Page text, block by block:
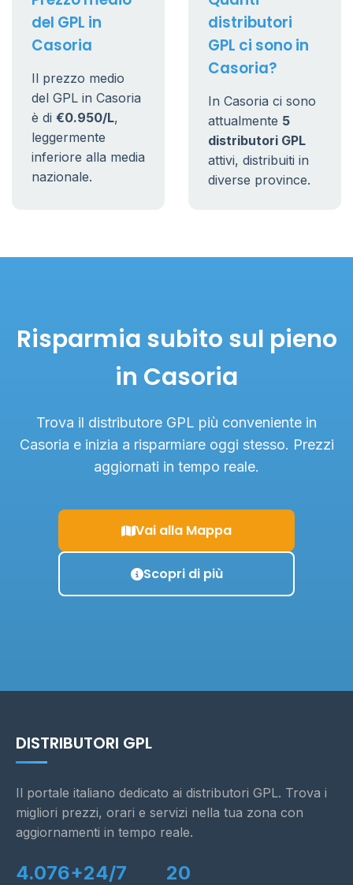
del GPL in
Casoria
Il prezzo medio
del GPL in Casoria
è di €0.950/L,
leggermente
inferiore alla media
nazionale.
distributori
GPL ci sono in
Casoria?
In Casoria ci sono
attualmente 5
distributori GPL
attivi, distribuiti in
diverse province.
Risparmia subito sul pieno
in Casoria
Trova il distributore GPL più conveniente in
Casoria e inizia a risparmiare oggi stesso. Prezzi
aggiornati in tempo reale.
Vai alla Mappa
Scopri di più
DISTRIBUTORI GPL
Il portale italiano dedicato ai distributori GPL. Trova i
migliori prezzi, orari e servizi nella tua zona con
aggiornamenti in tempo reale.
4.076+24/7 20